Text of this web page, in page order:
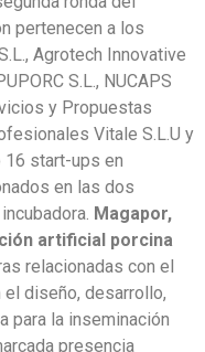
pertenecen a los
Agrotech Innovative
S.L., NUCAPS
y Propuestas
Vitale S.L.U y
16 start-ups en
en las dos
Magapor,
artificial porcina
relacionadas con el
diseño, desarrollo,
para la inseminación
presencia